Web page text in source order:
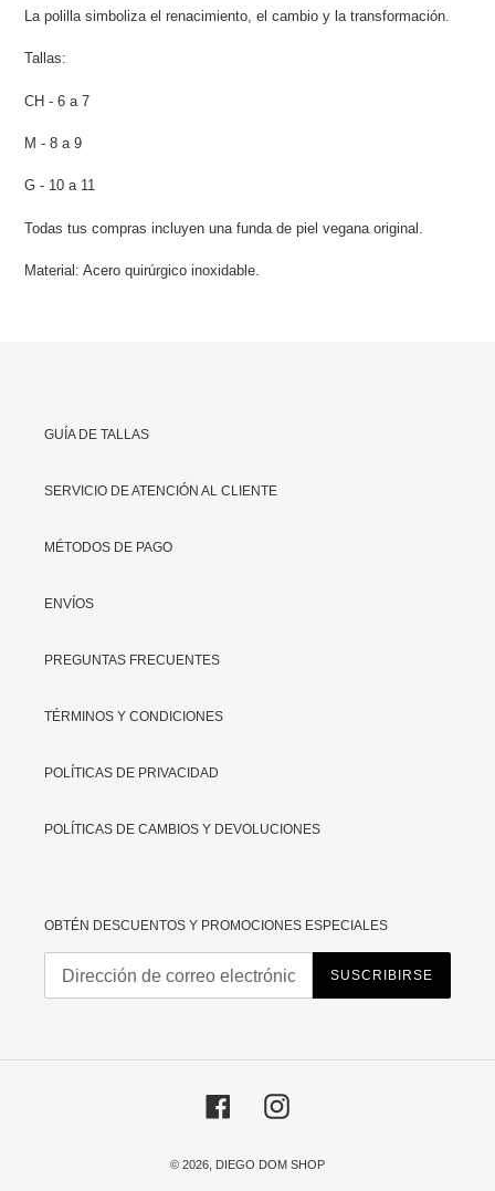
de
La polilla simboliza el renacimiento, el cambio y la transformación.
Tallas:
CH - 6 a 7
M - 8 a 9
G - 10 a 11
Todas tus compras incluyen una funda de piel vegana original.
Material: Acero quirúrgico inoxidable.
GUÍA DE TALLAS
SERVICIO DE ATENCIÓN AL CLIENTE
MÉTODOS DE PAGO
ENVÍOS
PREGUNTAS FRECUENTES
TÉRMINOS Y CONDICIONES
POLÍTICAS DE PRIVACIDAD
POLÍTICAS DE CAMBIOS Y DEVOLUCIONES
OBTÉN DESCUENTOS Y PROMOCIONES ESPECIALES
SUSCRIBIRSE
FacebookInstagram
© 2026, DIEGO DOM SHOP